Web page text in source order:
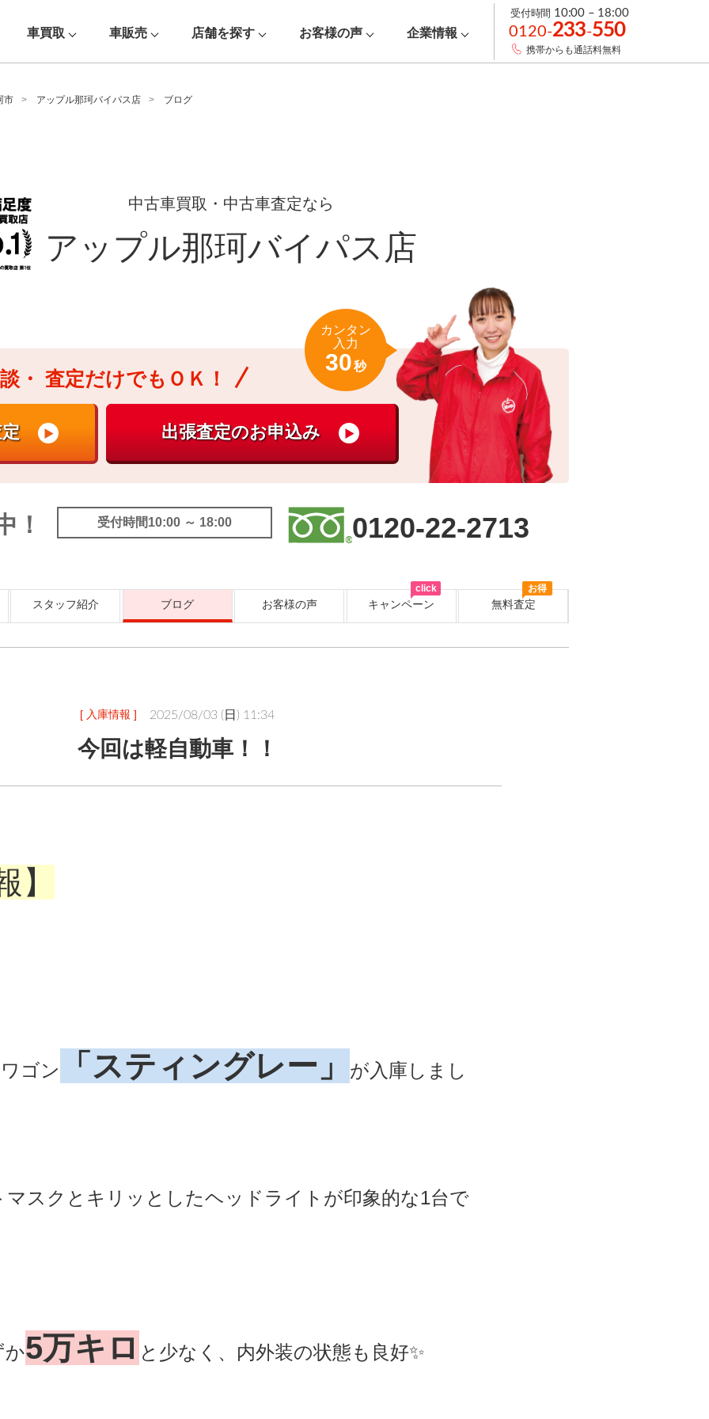
車買取 車販売 店舗を探す お客様の声 企業情報
受付時間 10:00 – 18:00
0120-233-550
携帯からも通話料無料
市 アップル那珂バイパス店 ブログ
中古車買取・中古車査定なら
アップル那珂バイパス店
・ 査定だけでもＯＫ！
カンタン
入力
30秒
！ 受付時間10:00 ～ 18:00 0120-22-2713
スタッフ紹介 ブログ お客様の声 キャンペーン
お得
無料査定
click
[ 入庫情報 ] 2025/08/03 (日) 11:34
今回は軽自動車！！
】
ゴン 「スティングレー」 が入庫しまし
か5万キロ と少なく、内外装の状態も良好✨